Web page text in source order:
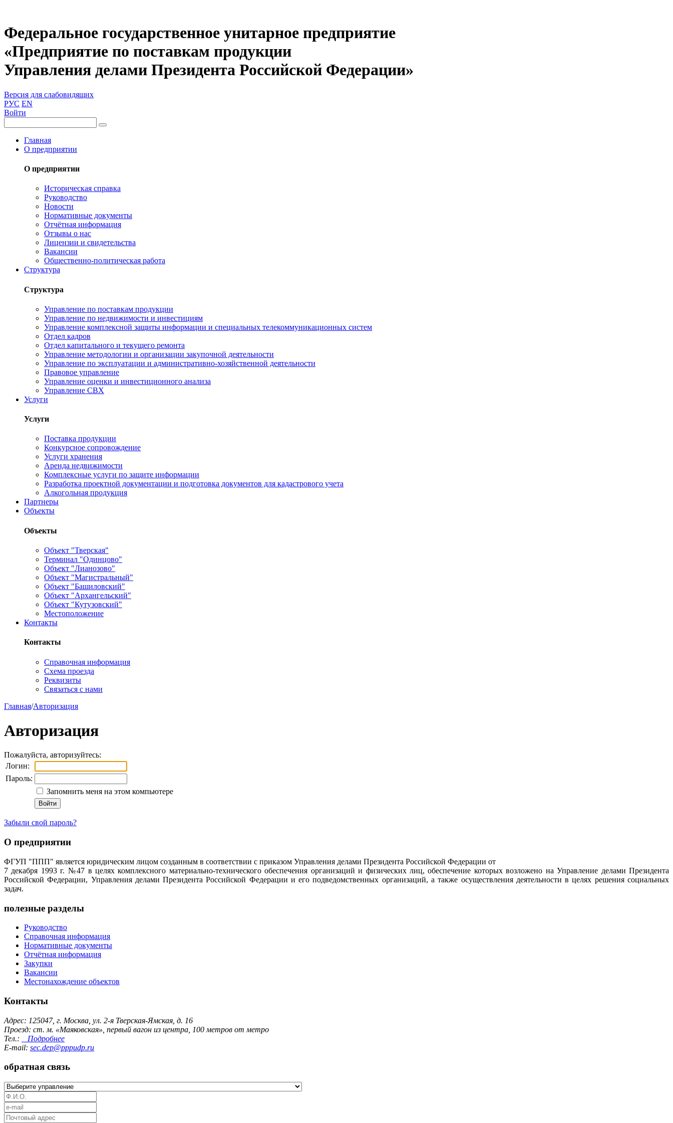
Федеральное государственное унитарное предприятие
«Предприятие по поставкам продукции
Управления делами Президента Российской Федерации»
Версия для слабовидящих
РУС EN
Войти
Главная
О предприятии
О предприятии
Историческая справка
Руководство
Новости
Нормативные документы
Отчётная информация
Отзывы о нас
Лицензии и свидетельства
Вакансии
Общественно-политическая работа
Структура
Структура
Управление по поставкам продукции
Управление по недвижимости и инвестициям
Управление комплексной защиты информации и специальных телекоммуникационных систем
Отдел кадров
Отдел капитального и текущего ремонта
Управление методологии и организации закупочной деятельности
Управление по эксплуатации и административно-хозяйственной деятельности
Правовое управление
Управление оценки и инвестиционного анализа
Управление СВХ
Услуги
Услуги
Поставка продукции
Конкурсное сопровождение
Услуги хранения
Аренда недвижимости
Комплексные услуги по защите информации
Разработка проектной документации и подготовка документов для кадастрового учета
Алкогольная продукция
Партнеры
Объекты
Объекты
Объект "Тверская"
Терминал "Одинцово"
Объект "Лианозово"
Объект "Магистральный"
Объект "Башиловский"
Объект "Архангельский"
Объект "Кутузовский"
Местоположение
Контакты
Контакты
Справочная информация
Схема проезда
Реквизиты
Связаться с нами
Главная/Авторизация
Авторизация
Пожалуйста, авторизуйтесь:
Логин:
Пароль:
Запомнить меня на этом компьютере
Забыли свой пароль?
О предприятии
ФГУП "ППП" является юридическим лицом созданным в соответствии с приказом Управления делами Президента Российской Федерации от
7 декабря 1993 г. №47 в целях комплексного материально-технического обеспечения организаций и физических лиц, обеспечение которых возложено на Управление делами Президента
Российской Федерации, Управления делами Президента Российской Федерации и его подведомственных организаций, а также осуществления деятельности в целях решения социальных
задач.
полезные разделы
Руководство
Справочная информация
Нормативные документы
Отчётная информация
Закупки
Вакансии
Местонахождение объектов
Контакты
Адрес: 125047, г. Москва, ул. 2-я Тверская-Ямская, д. 16
Проезд: ст. м. «Маяковская», первый вагон из центра, 100 метров от метро
Тел.:
Подробнее
E-mail: sec.dep@pppudp.ru
обратная связь